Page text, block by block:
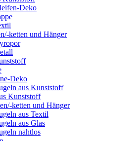
Deko
ketten und Hänger
Deko
aus Kunststoff
Kunststoff
ketten und Hänger
aus Textil
aus Glas
nahtlos